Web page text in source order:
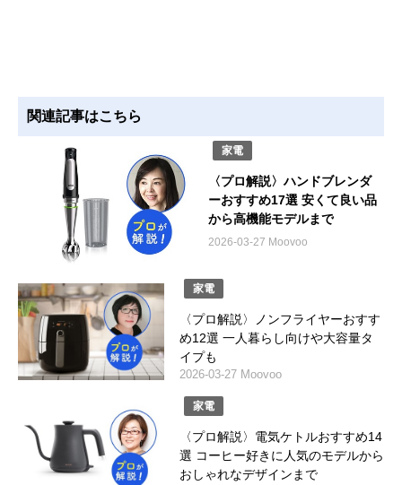
関連記事はこちら
家電
〈プロ解説〉ハンドブレンダ
ーおすすめ17選 安くて良い品
から高機能モデルまで
2026-03-27 Moovoo
家電
〈プロ解説〉ノンフライヤーおすす
め12選 一人暮らし向けや大容量タ
イプも
2026-03-27 Moovoo
家電
〈プロ解説〉電気ケトルおすすめ14
選 コーヒー好きに人気のモデルから
おしゃれなデザインまで